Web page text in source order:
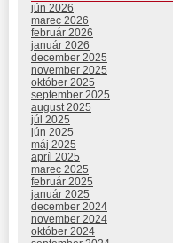
jún 2026
marec 2026
február 2026
január 2026
december 2025
november 2025
október 2025
september 2025
august 2025
júl 2025
jún 2025
máj 2025
apríl 2025
marec 2025
február 2025
január 2025
december 2024
november 2024
október 2024